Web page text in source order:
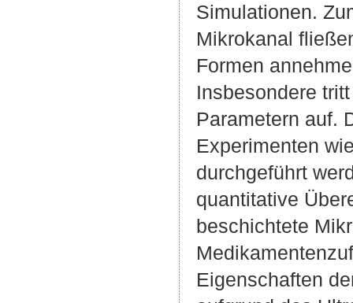
Simulationen.
Mikrokanal
Formen
Insbesondere
Parametern auf.
Experimenten
durchgeführt
quantitative
beschichtete
Eigenschaften